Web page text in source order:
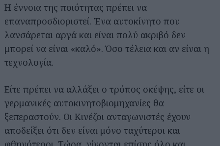
Η έννοια της ποιότητας πρέπει να
επαναπροσδιοριστεί. Ένα αυτοκίνητο που
λανσάρεται αργά και είναι πολύ ακριβό δεν
μπορεί να είναι «καλό». Όσο τέλεια και αν είναι η
τεχνολογία.
Είτε πρέπει να αλλάξει ο τρόπος σκέψης, είτε οι
γερμανικές αυτοκινητοβιομηχανίες θα
ξεπεραστούν. Οι Κινέζοι ανταγωνιστές έχουν
αποδείξει ότι δεν είναι μόνο ταχύτεροι και